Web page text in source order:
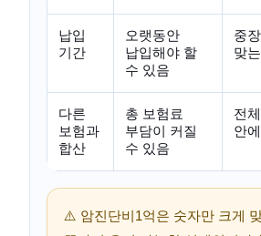
납입
기간
오랫동안
납입해야 할
수 있음
중
맞
다른
보험과
합산
총 보험료
부담이 커질
수 있음
전
안
⚠️ 암진단비1억은 숫자만 크게